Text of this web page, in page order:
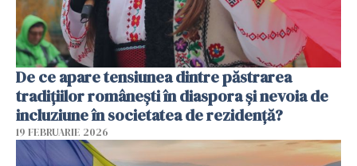
De ce apare tensiunea dintre păstrarea
tradițiilor românești în diaspora și nevoia de
incluziune în societatea de rezidență?
19 FEBRUARIE 2026